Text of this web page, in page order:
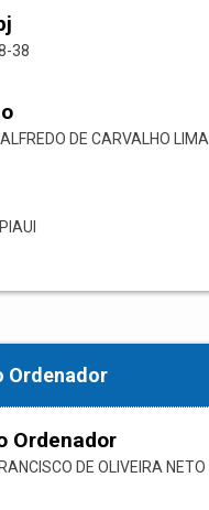
38
DE CARVALHO LIMA
Ordenador
Ordenador
DE OLIVEIRA NETO